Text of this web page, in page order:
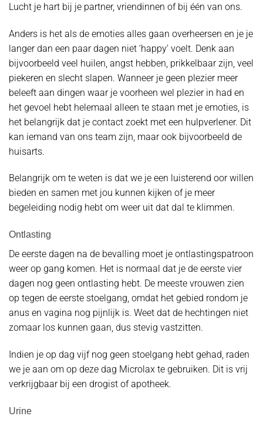
Lucht je hart bij je partner, vriendinnen of bij één van ons.
Anders is het als de emoties alles gaan overheersen en je je
langer dan een paar dagen niet ‘happy’ voelt. Denk aan
bijvoorbeeld veel huilen, angst hebben, prikkelbaar zijn, veel
piekeren en slecht slapen. Wanneer je geen plezier meer
beleeft aan dingen waar je voorheen wel plezier in had en
het gevoel hebt helemaal alleen te staan met je emoties, is
het belangrijk dat je contact zoekt met een hulpverlener. Dit
kan iemand van ons team zijn, maar ook bijvoorbeeld de
huisarts.
Belangrijk om te weten is dat we je een luisterend oor willen
bieden en samen met jou kunnen kijken of je meer
begeleiding nodig hebt om weer uit dat dal te klimmen.
Ontlasting
De eerste dagen na de bevalling moet je ontlastingspatroon
weer op gang komen. Het is normaal dat je de eerste vier
dagen nog geen ontlasting hebt. De meeste vrouwen zien
op tegen de eerste stoelgang, omdat het gebied rondom je
anus en vagina nog pijnlijk is. Weet dat de hechtingen niet
zomaar los kunnen gaan, dus stevig vastzitten.
Indien je op dag vijf nog geen stoelgang hebt gehad, raden
we je aan om op deze dag Microlax te gebruiken. Dit is vrij
verkrijgbaar bij een drogist of apotheek.
Urine